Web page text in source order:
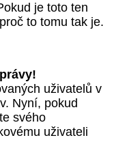
je toto ten
to tomu tak je.
uživatelů v
Nyní, pokud
svého
uživateli